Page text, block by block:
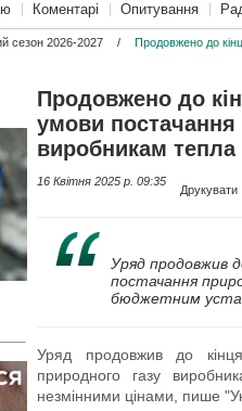
Коментарі Опитування
сезон 2026-2027 / Продовжено до
Продовжено до
умови постачання
виробникам тепла
16 Квітня 2025 p. 09:35
Друкувати
Уряд продовжив
постачання
бюджетним
Уряд продовжив до
природного газу
незмінними цінами, пише